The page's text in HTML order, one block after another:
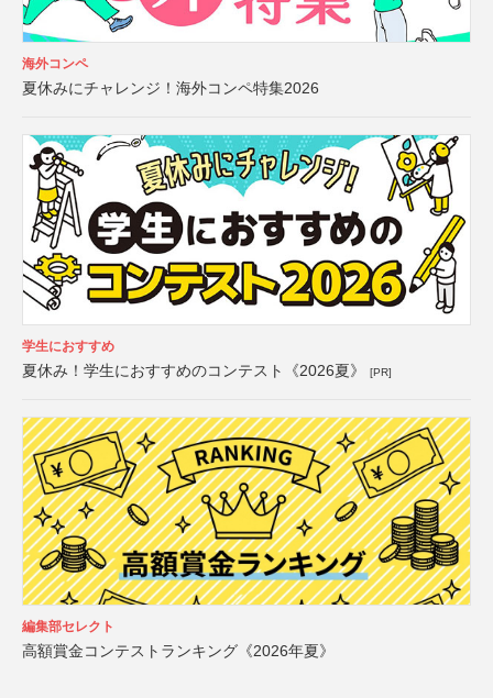
海外コンペ
夏休みにチャレンジ！海外コンペ特集2026
学生におすすめ
夏休み！学生におすすめのコンテスト《2026夏》 [PR]
編集部セレクト
高額賞金コンテストランキング《2026年夏》